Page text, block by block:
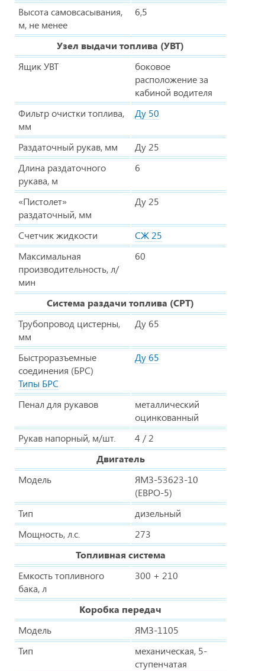
Высота самовсасывания,
м, не менее
6,5
Узел выдачи топлива (УВТ)
Ящик УВТ
боковое
расположение за
кабиной водителя
Фильтр очистки топлива,
мм
Ду 50
Раздаточный рукав, мм
Ду 25
Длина раздаточного
рукава, м
6
«Пистолет»
раздаточный, мм
Ду 25
Счетчик жидкости
СЖ 25
Максимальная
производительность, л/
мин
60
Система раздачи топлива (СРТ)
Трубопровод цистерны,
мм
Ду 65
Быстроразъемные
соединения (БРС)
Типы БРС
Ду 65
Пенал для рукавов
металлический
оцинкованный
Рукав напорный, м/шт.
4 / 2
Двигатель
Модель
ЯМЗ-53623-10
(ЕВРО-5)
Тип
дизельный
Мощность, л.с.
273
Топливная система
Емкость топливного
бака, л
300 + 210
Коробка передач
Модель
ЯМЗ-1105
Тип
механическая, 5-
ступенчатая